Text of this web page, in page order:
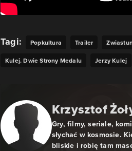
Tagi: Popkultura Trailer
Kulej. Dwie Strony Medalu Jerzy Kulej
Krzysztof
Gry, filmy, seriale,
słychać w kosmosie.
bliskie i robię tam